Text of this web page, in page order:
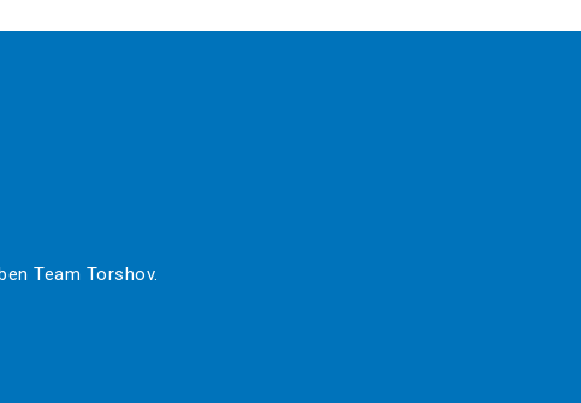
Team Torshov.